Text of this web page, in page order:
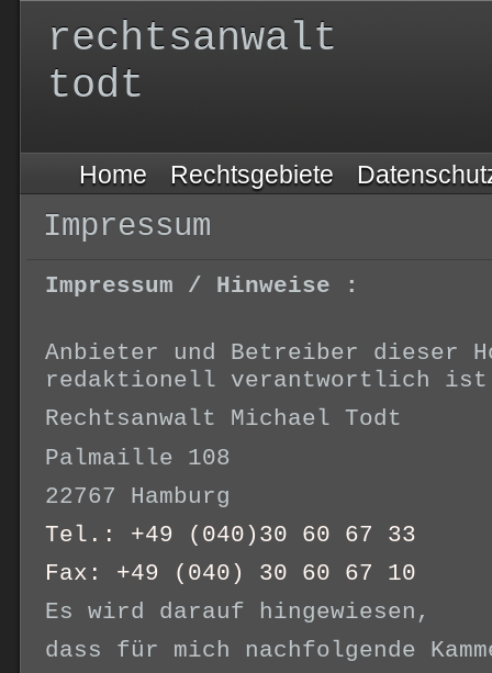
rechtsanwalt
todt
Home Rechtsgebiete
Impressum
Impressum / Hinweise :
Anbieter und Betreiber dieser
redaktionell verantwortlich
Rechtsanwalt Michael Todt
Palmaille 108
22767 Hamburg
Tel.: +49 (040)30 60 67 33
Fax: +49 (040) 30 60 67 10
Es wird darauf hingewiesen,
dass für mich nachfolgende